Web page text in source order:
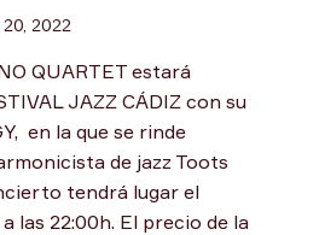
2022
QUARTET estará
JAZZ CÁDIZ con su
en la que se rinde
de jazz Toots
tendrá lugar el
las 22:00h. El precio de la